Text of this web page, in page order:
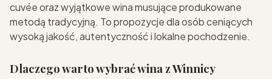
cuvée oraz wyjątkowe wina musujące produkowane
metodą tradycyjną. To propozycje dla osób ceniących
wysoką jakość, autentyczność i lokalne pochodzenie.
Dlaczego warto wybrać wina z Winnicy